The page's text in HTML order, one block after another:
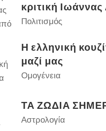
κριτική
Πολιτισμός
Η ελληνική
μαζί μας
Ομογένεια
ΤΑ ΖΩΔΙΑ
Αστρολογία